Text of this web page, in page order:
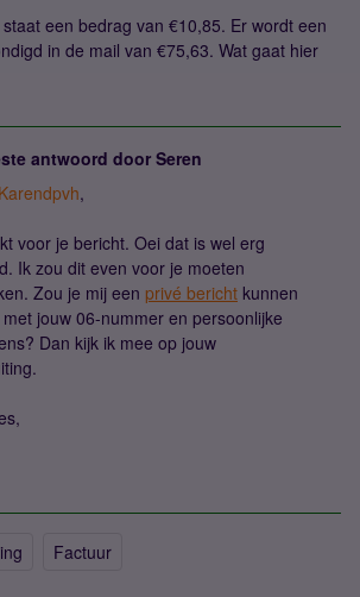
een bedrag van €10,85. Er wordt een
in de mail van €75,63. Wat gaat hier
antwoord door Seren
,
voor je bericht. Oei dat is wel erg
Ik zou dit even voor je moeten
Zou je mij een privé bericht kunnen
jouw 06-nummer en persoonlijke
Dan kijk ik mee op jouw
Factuur